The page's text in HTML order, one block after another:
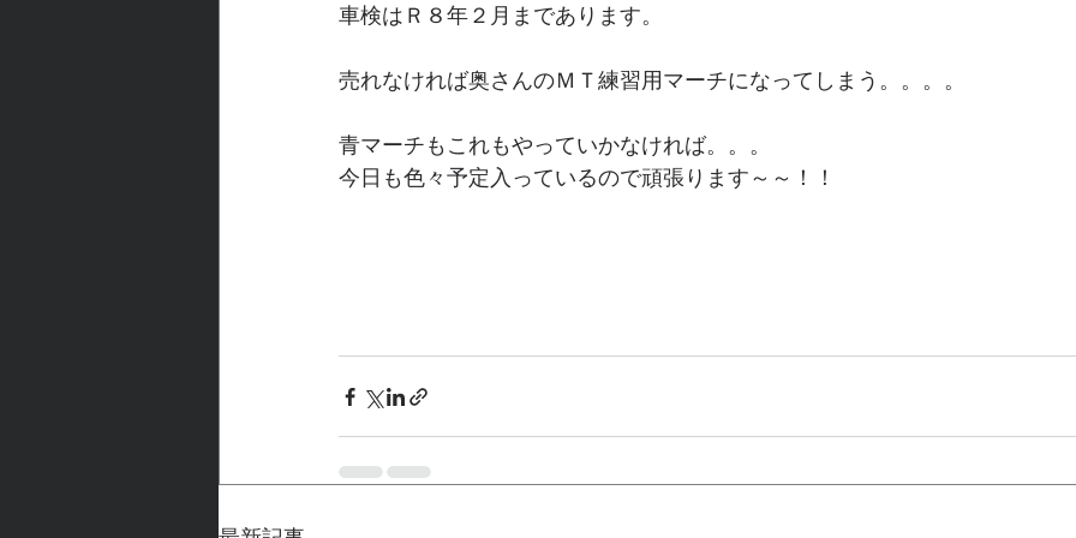
車検はＲ８年２月まであります。
売れなければ奥さんのＭＴ練習用マーチになってしまう。。。。
青マーチもこれもやっていかなければ。。。
今日も色々予定入っているので頑張ります～～！！